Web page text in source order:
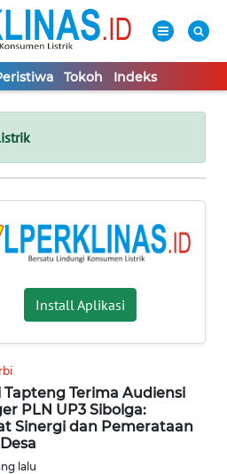
Tokoh Indeks
Install Aplikasi
Terima Audiensi
PLN UP3 Sibolga:
Sinergi dan Pemerataan
lalu